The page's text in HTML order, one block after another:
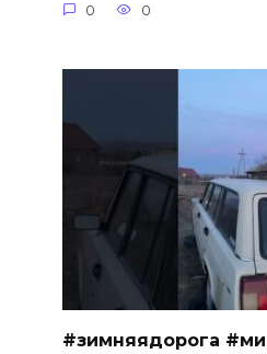
0 0
#зимняядорога